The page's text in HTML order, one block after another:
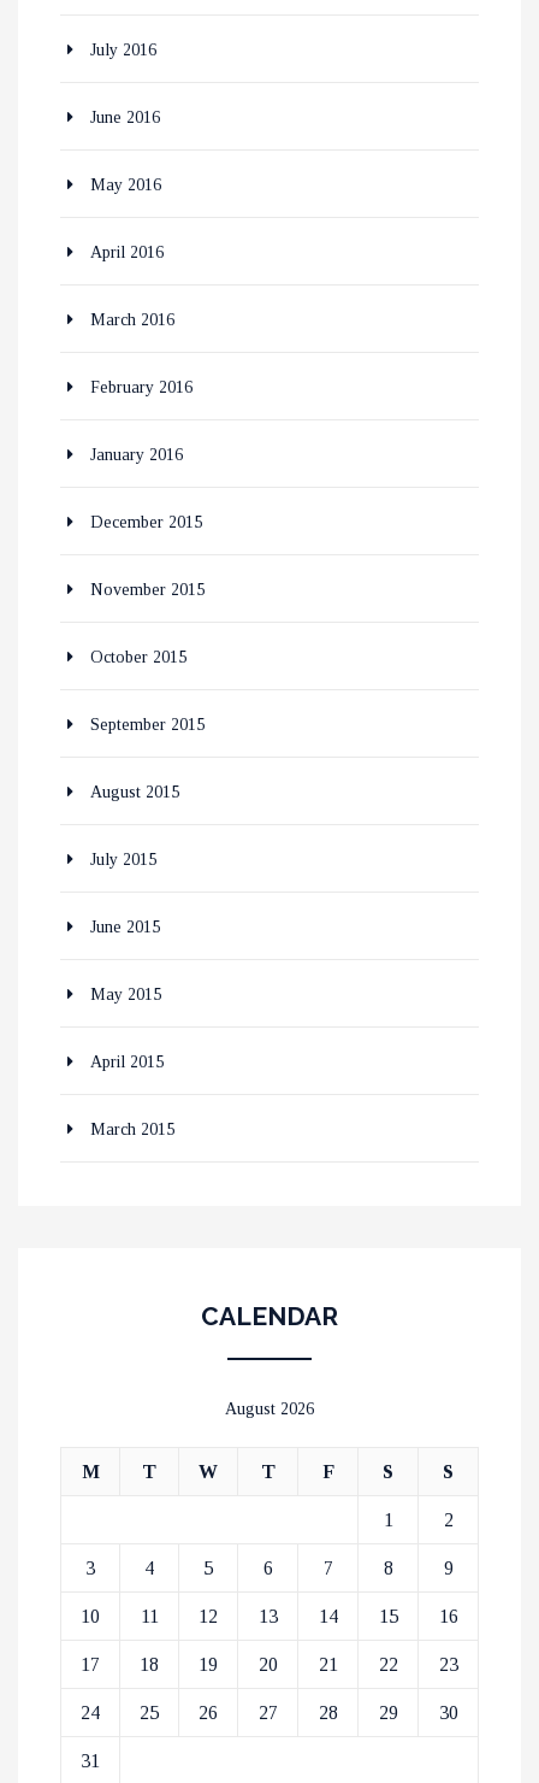
July 2016
June 2016
May 2016
April 2016
March 2016
February 2016
January 2016
December 2015
November 2015
October 2015
September 2015
August 2015
July 2015
June 2015
May 2015
April 2015
March 2015
CALENDAR
August 2026
M T W T F S S
1 2
3 4 5 6 7 8 9
10 11 12 13 14 15 16
17 18 19 20 21 22 23
24 25 26 27 28 29 30
31